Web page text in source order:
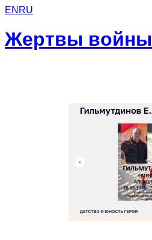
EN RU
Жертвы войны